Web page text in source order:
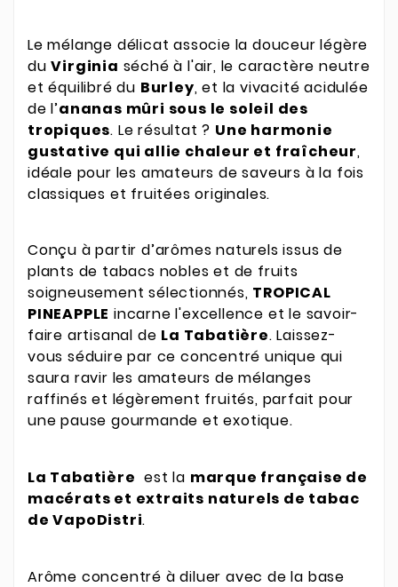
Le mélange délicat associe la douceur légère
duVirginia séché à l'air, le caractère neutre
et équilibré du Burley, et la vivacité acidulée
de l’ananas mûri sous le soleil des
tropiques. Le résultat ? Une harmonie
gustative qui allie chaleur et fraîcheur,
idéale pour les amateurs de saveurs à la fois
classiques et fruitées originales.
Conçu à partir d’arômes naturels issus de
plants de tabacs nobles et de fruits
soigneusement sélectionnés, TROPICAL
PINEAPPLE incarne l'excellence et le savoir-
faire artisanal de La Tabatière. Laissez-
vous séduire par ce concentré unique qui
saura ravir les amateurs de mélanges
raffinés et légèrement fruités, parfait pour
une pause gourmande et exotique.
La Tabatière est la marque française de
macérats et extraits naturels de tabac
de VapoDistri.
Arôme concentré à diluer avec de la base